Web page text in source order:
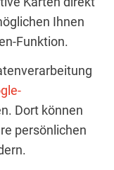
Ihnen
Funktion.
Dort können
persönlichen